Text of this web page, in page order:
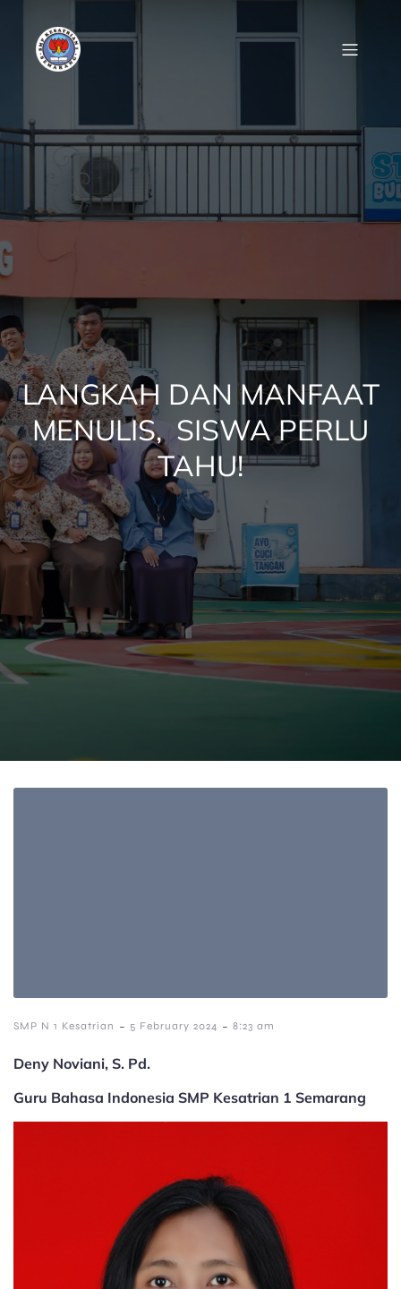
content
LANGKAH DAN MANFAAT
MENULIS, SISWA PERLU
TAHU!
SMP N 1 Kesatrian - 5 February 2024 - 8:23 am
Deny Noviani, S. Pd.
Guru Bahasa Indonesia SMP Kesatrian 1 Semarang